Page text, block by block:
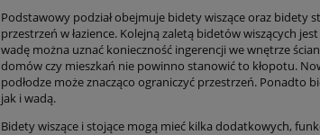
Podstawowy podział obejmuje bidety wiszące oraz bidety
przestrzeń w łazience. Kolejną zaletą bidetów wiszących
wadę można uznać konieczność ingerencji we wnętrze
domów czy mieszkań nie powinno stanowić to kłopotu.
podłodze może znacząco ograniczyć przestrzeń. Ponadto
jak i wadą.
Bidety wiszące i stojące mogą mieć kilka dodatkowych,